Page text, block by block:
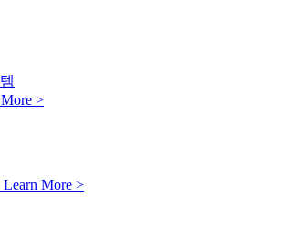
>
Learn More >